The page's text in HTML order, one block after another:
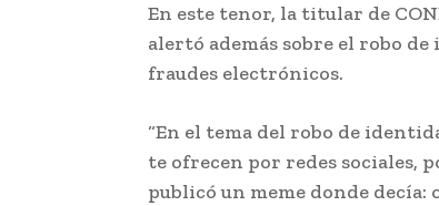
En este tenor, la titular de
alertó además sobre el robo
fraudes electrónicos.
“En el tema del robo de
te ofrecen por redes sociales,
publicó un meme donde decía: